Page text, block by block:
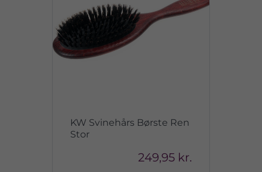
KW Svinehårs Børste Ren
Stor
249,95 kr.